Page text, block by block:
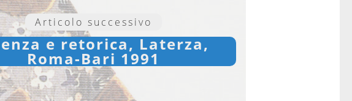
Articolo successivo
e retorica, Laterza,
Roma-Bari 1991